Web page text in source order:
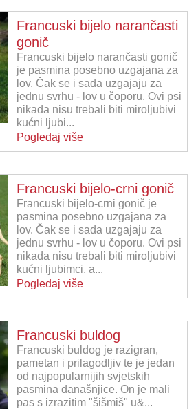
Francuski bijelo narančasti
gonič
Francuski bijelo narančasti gonič
je pasmina posebno uzgajana za
lov. Čak se i sada uzgajaju za
jednu svrhu - lov u čoporu. Ovi psi
nikada nisu trebali biti miroljubivi
kućni ljubi...
Pogledaj više
Francuski bijelo-crni gonič
Francuski bijelo-crni gonič je
pasmina posebno uzgajana za
lov. Čak se i sada uzgajaju za
jednu svrhu - lov u čoporu. Ovi psi
nikada nisu trebali biti miroljubivi
kućni ljubimci, a...
Pogledaj više
Francuski buldog
Francuski buldog je razigran,
pametan i prilagodljiv te je jedan
od najpopularnijih svjetskih
pasmina današnjice. On je mali
pas s izrazitim "šišmiš" u&...